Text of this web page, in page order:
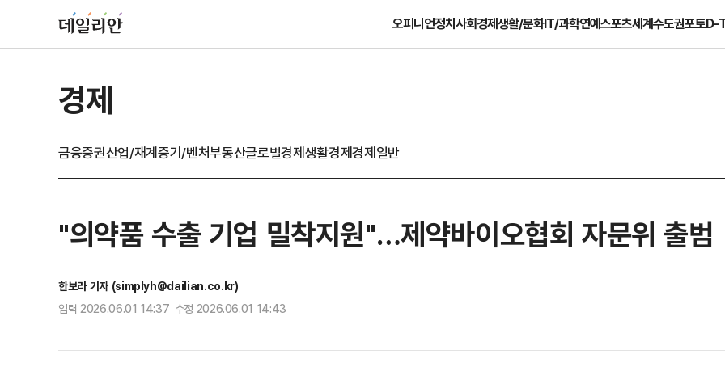
오피니언정치사회경제생활/문화IT/과학연예스포츠세계수도권포토D-
경제
금융증권산업/재계중기/벤처부동산글로벌경제생활경제경제일반
"의약품 수출 기업 밀착지원"…제약바이오협회 자문위 출범
한보라 기자 (simplyh@dailian.co.kr)
입력 2026.06.01 14:37 수정 2026.06.01 14:43